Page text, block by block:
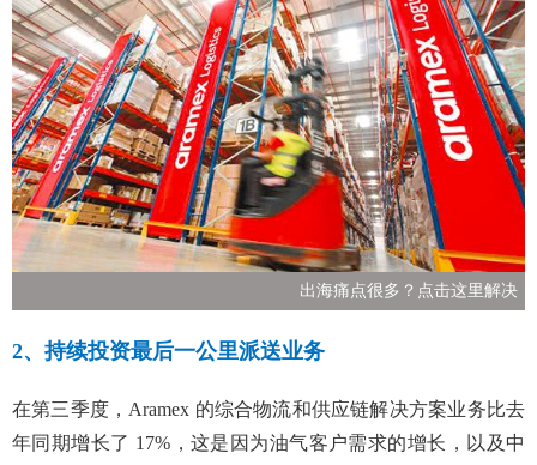
出海痛点很多？点击这里解决
2、持续投资最后一公里派送业务
在第三季度，Aramex 的综合物流和供应链解决方案业务比去
年同期增长了 17%，这是因为油气客户需求的增长，以及中